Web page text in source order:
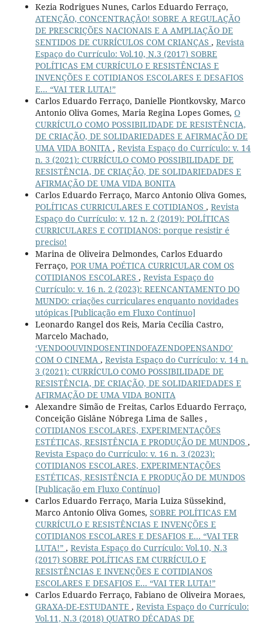
Kezia Rodrigues Nunes, Carlos Eduardo Ferraço,
ATENÇÃO, CONCENTRAÇÃO! SOBRE A REGULAÇÃO
DE PRESCRIÇÕES NACIONAIS E A AMPLIAÇÃO DE
SENTIDOS DE CURRÍCULOS COM CRIANÇAS , Revista
Espaço do Currículo: Vol.10, N.3 (2017) SOBRE
POLÍTICAS EM CURRÍCULO E RESISTÊNCIAS E
INVENÇÕES E COTIDIANOS ESCOLARES E DESAFIOS
E... “VAI TER LUTA!”
Carlos Eduardo Ferraço, Danielle Piontkovsky, Marco
Antonio Oliva Gomes, Maria Regina Lopes Gomes, O
CURRÍCULO COMO POSSIBILIDADE DE RESISTÊNCIA,
DE CRIAÇÃO, DE SOLIDARIEDADES E AFIRMAÇÃO DE
UMA VIDA BONITA , Revista Espaço do Currículo: v. 14
n. 3 (2021): CURRÍCULO COMO POSSIBILIDADE DE
RESISTÊNCIA, DE CRIAÇÃO, DE SOLIDARIEDADES E
AFIRMAÇÃO DE UMA VIDA BONITA
Carlos Eduardo Ferraço, Marco Antonio Oliva Gomes,
POLÍTICAS CURRICULARES E COTIDIANOS , Revista
Espaço do Currículo: v. 12 n. 2 (2019): POLÍTICAS
CURRICULARES E COTIDIANOS: porque resistir é
preciso!
Marina de Oliveira Delmondes, Carlos Eduardo
Ferraço, POR UMA POÉTICA CURRICULAR COM OS
COTIDIANOS ESCOLARES , Revista Espaço do
Currículo: v. 16 n. 2 (2023): REENCANTAMENTO DO
MUNDO: criações curriculares enquanto novidades
utópicas [Publicação em Fluxo Contínuo]
Leonardo Rangel dos Reis, Maria Cecilia Castro,
Marcelo Machado,
‘VENDOOUVINDOSENTINDOFAZENDOPENSANDO’
COM O CINEMA , Revista Espaço do Currículo: v. 14 n.
3 (2021): CURRÍCULO COMO POSSIBILIDADE DE
RESISTÊNCIA, DE CRIAÇÃO, DE SOLIDARIEDADES E
AFIRMAÇÃO DE UMA VIDA BONITA
Alexandre Simão de Freitas, Carlos Eduardo Ferraço,
Conceição Gislâne Nóbrega Lima de Salles ,
COTIDIANOS ESCOLARES, EXPERIMENTAÇÕES
ESTÉTICAS, RESISTÊNCIA E PRODUÇÃO DE MUNDOS ,
Revista Espaço do Currículo: v. 16 n. 3 (2023):
COTIDIANOS ESCOLARES, EXPERIMENTAÇÕES
ESTÉTICAS, RESISTÊNCIA E PRODUÇÃO DE MUNDOS
[Publicação em Fluxo Contínuo]
Carlos Eduardo Ferraço, Maria Luiza Süssekind,
Marco Antonio Oliva Gomes, SOBRE POLÍTICAS EM
CURRÍCULO E RESISTÊNCIAS E INVENÇÕES E
COTIDIANOS ESCOLARES E DESAFIOS E... “VAI TER
LUTA!” , Revista Espaço do Currículo: Vol.10, N.3
(2017) SOBRE POLÍTICAS EM CURRÍCULO E
RESISTÊNCIAS E INVENÇÕES E COTIDIANOS
ESCOLARES E DESAFIOS E... “VAI TER LUTA!”
Carlos Eduardo Ferraço, Fabiano de Oliveira Moraes,
GRAXA-DE-ESTUDANTE , Revista Espaço do Currículo:
Vol.11, N.3 (2018) QUATRO DÉCADAS DE